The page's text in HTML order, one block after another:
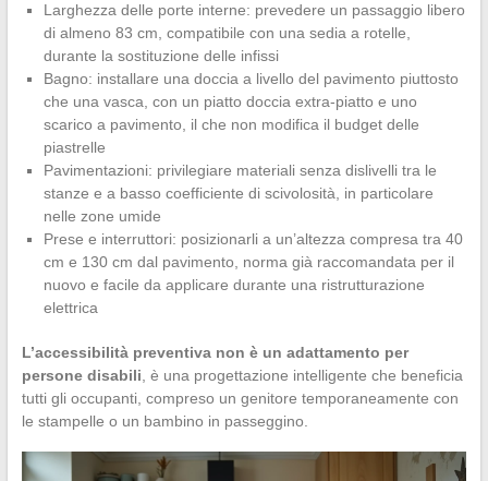
Larghezza delle porte interne: prevedere un passaggio libero
di almeno 83 cm, compatibile con una sedia a rotelle,
durante la sostituzione delle infissi
Bagno: installare una doccia a livello del pavimento piuttosto
che una vasca, con un piatto doccia extra-piatto e uno
scarico a pavimento, il che non modifica il budget delle
piastrelle
Pavimentazioni: privilegiare materiali senza dislivelli tra le
stanze e a basso coefficiente di scivolosità, in particolare
nelle zone umide
Prese e interruttori: posizionarli a un’altezza compresa tra 40
cm e 130 cm dal pavimento, norma già raccomandata per il
nuovo e facile da applicare durante una ristrutturazione
elettrica
L’accessibilità preventiva non è un adattamento per
persone disabili , è una progettazione intelligente che beneficia
tutti gli occupanti, compreso un genitore temporaneamente con
le stampelle o un bambino in passeggino.